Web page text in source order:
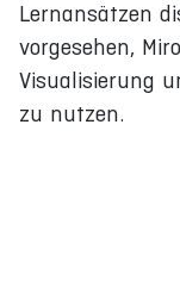
Lernansätzen
vorgesehen,
Visualisierung
zu nutzen.